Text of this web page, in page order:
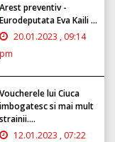
Arest preventiv -
Eurodeputata Eva Kaili ...
20.01.2023 , 09:14
pm
Voucherele lui Ciuca
imbogatesc si mai mult
strainii....
12.01.2023 , 07:22